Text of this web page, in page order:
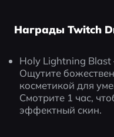
Награды Twitch
Holy Lightning
Ощутите
косметикой для
Смотрите 1 час,
эффектный скин.